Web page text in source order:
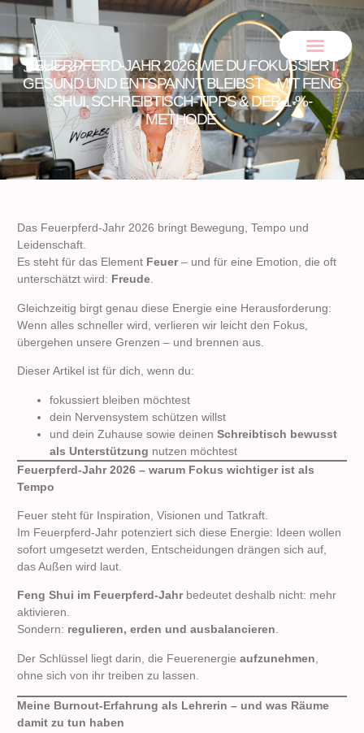
FEUERPFERD-JAHR 2026:WIE DU FOKUSSIERT,
GESUND UND ENTSPANNT BLEIBST – MIT FENG
SHUI, SCHREIBTISCH-TIPPS & DER 1-%-
METHODE.
Das Feuerpferd-Jahr 2026 bringt Bewegung, Tempo und
Leidenschaft.
Es steht für das Element Feuer– und für eine Emotion, die oft
unterschätzt wird: Freude.
Gleichzeitig birgt genau diese Energie eine Herausforderung:
Wenn alles schneller wird, verlieren wir leicht den Fokus,
übergehen unsere Grenzen – und brennen aus.
Dieser Artikel ist für dich, wenn du:
fokussiert bleiben möchtest
dein Nervensystem schützen willst
und dein Zuhause sowie deinen Schreibtisch bewusst
als Unterstützung nutzen möchtest
Feuerpferd-Jahr 2026 – warum Fokus wichtiger ist als
Tempo
Feuer steht für Inspiration, Visionen und Tatkraft.
Im Feuerpferd-Jahr potenziert sich diese Energie: Ideen wollen
sofort umgesetzt werden, Entscheidungen drängen sich auf,
das Außen wird laut.
Feng Shui im Feuerpferd-Jahrbedeutet deshalb nicht: mehr
aktivieren.
Sondern: regulieren, erden und ausbalancieren.
Der Schlüssel liegt darin, die Feuerenergie aufzunehmen
ohne sich von ihr treiben zu lassen.
Meine Burnout-Erfahrung als Lehrerin – und was Räume
damit zu tun haben